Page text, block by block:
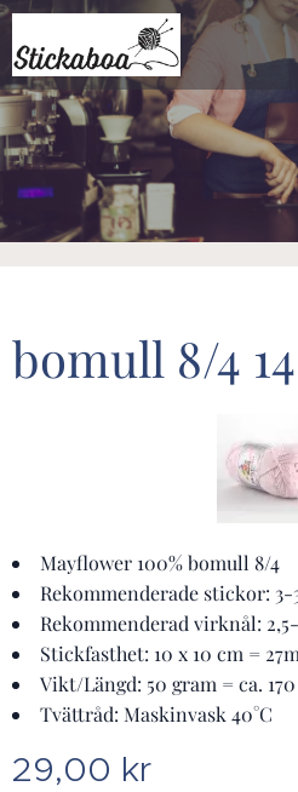
bomull 8/4
Mayflower 100% bomull 8/4
Rekommenderade stickor: 3-
Rekommenderad virknål:
Stickfasthet: 10 x 10 cm =
Vikt/Längd: 50 gram = ca.
Tvättråd: Maskinvask 40°C
29,00 kr